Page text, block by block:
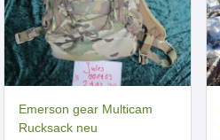
Emerson gear Multicam
Rucksack neu